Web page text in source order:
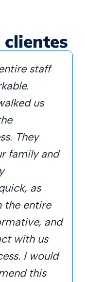
staff
us
They
family and
as
the entire
and
with us
I would
this